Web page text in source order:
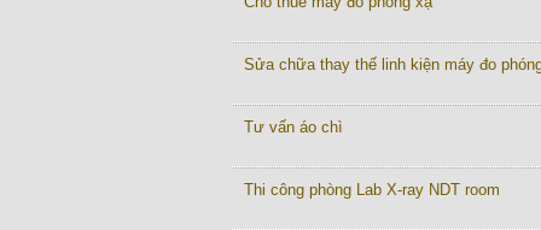
Sửa chữa thay thế linh kiện máy đo
Tư vấn áo chì
Thi công phòng Lab X-ray NDT room